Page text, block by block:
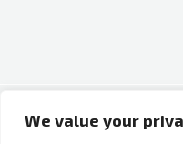
We value yourCopyright ©